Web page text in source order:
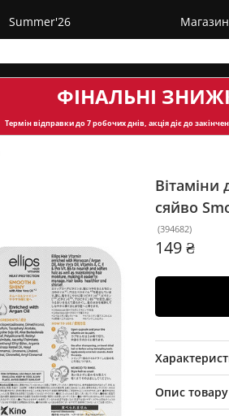
Summer'26
ФІНАЛЬНІ
Термін відправкидо 7 робочих днів, акція діє до
сяйво
(394682)
149 ₴
Опис товару